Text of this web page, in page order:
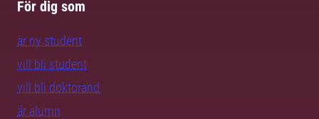
För dig som
är ny student
vill bli student
vill bli doktorand
är alumn